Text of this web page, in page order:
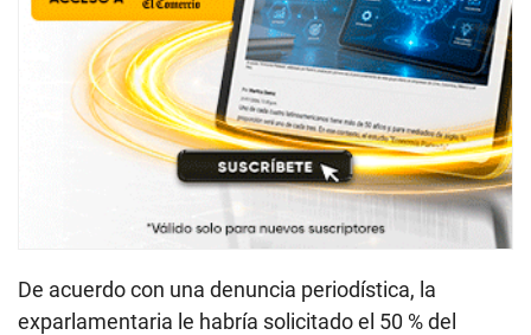
De acuerdo con una denuncia periodística, la
exparlamentaria le habría solicitado el 50 % del